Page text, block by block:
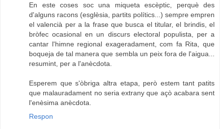
En este coses soc una miqueta escèptic, perquè des
d'alguns racons (esglèsia, partits polítics...) sempre empren
el valencià per a la frase que busca el titular, el brindis, el
bròfec ocasional en un discurs electoral populista, per a
cantar l'himne regional exageradament, com fa Rita, que
boqueja de tal manera que sembla un peix fora de l'aigua...
resumint, per a l'anècdota.
Esperem que s'òbriga altra etapa, però estem tant patits
que malauradament no seria extrany que açò acabara sent
l'enèsima anècdota.
Respon